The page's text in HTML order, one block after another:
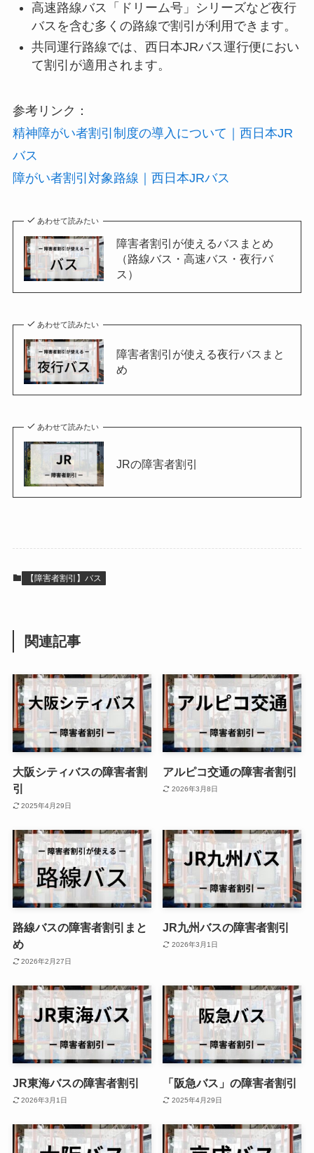
高速路線バス「ドリーム号」シリーズなど夜行
バスを含む多くの路線で割引が利用できます。
共同運行路線では、西日本JRバス運行便におい
て割引が適用されます。
参考リンク：
精神障がい者割引制度の導入について｜西日本JR
バス
障がい者割引対象路線｜西日本JRバス
あわせて読みたい
障害者割引が使えるバスまとめ
（路線バス・高速バス・夜行バ
ス）
あわせて読みたい
障害者割引が使える夜行バスまと
め
あわせて読みたい
JRの障害者割引
【障害者割引】バス
関連記事
大阪シティバスの障害者割
引
2025年4月29日
アルピコ交通の障害者割引
2026年3月8日
路線バスの障害者割引まと
め
2026年2月27日
JR九州バスの障害者割引
2026年3月1日
JR東海バスの障害者割引
2026年3月1日
「阪急バス」の障害者割引
2025年4月29日